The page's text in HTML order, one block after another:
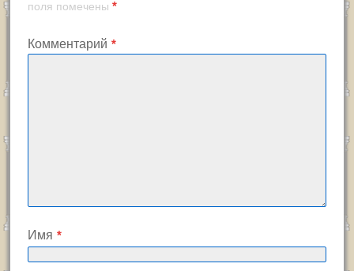
поля помечены *
Комментарий *
Имя *